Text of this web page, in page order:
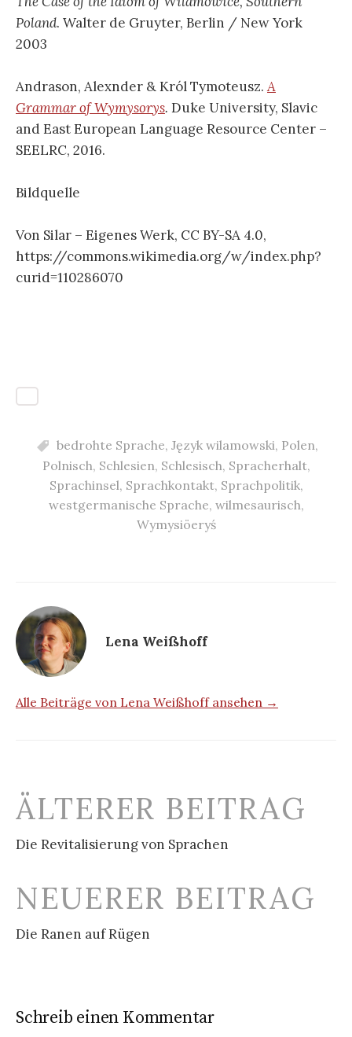
Poland. Walter de Gruyter, Berlin / New York
2003
Andrason, Alexnder & Król Tymoteusz.A
Grammar of Wymysorys. Duke University, Slavic
and East European Language Resource Center –
SEELRC, 2016.
Bildquelle
Von Silar – Eigenes Werk, CC BY-SA 4.0,
https://commons.wikimedia.org/w/index.php?
curid=110286070
bedrohte Sprache, Język wilamowski, Polen,
Polnisch, Schlesien, Schlesisch, Spracherhalt,
Sprachinsel, Sprachkontakt, Sprachpolitik,
westgermanische Sprache, wilmesaurisch,
Wymysiöeryś
Lena Weißhoff
Alle Beiträge von Lena Weißhoff ansehen →
Beitrags-
ÄLTERER BEITRAG
Die Revitalisierung von Sprachen
NEUERER BEITRAG
Die Ranen auf Rügen
Schreib einen Kommentar